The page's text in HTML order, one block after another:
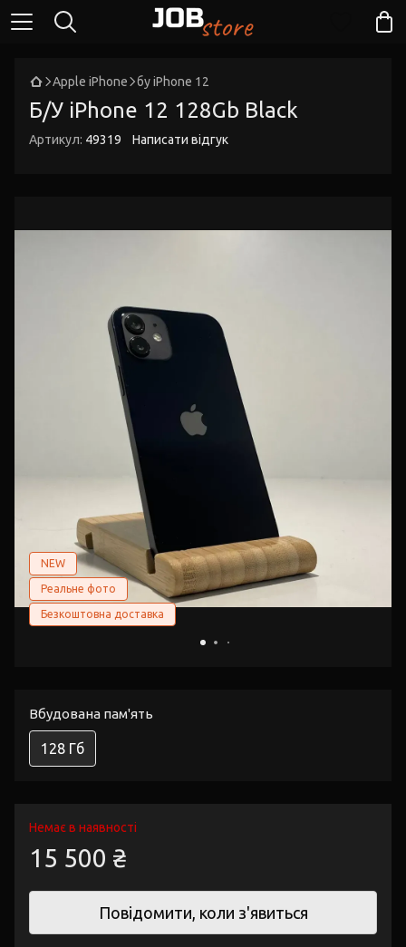
Apple iPhone бу iPhone 12
Б/У iPhone 12 128Gb Black
Артикул: 49319 Написати відгук
NEW
Реальне фото
Безкоштовна доставка
Вбудована пам'ять
128 Гб
Немає в наявності
15 500 ₴
Повідомити, коли з'явиться